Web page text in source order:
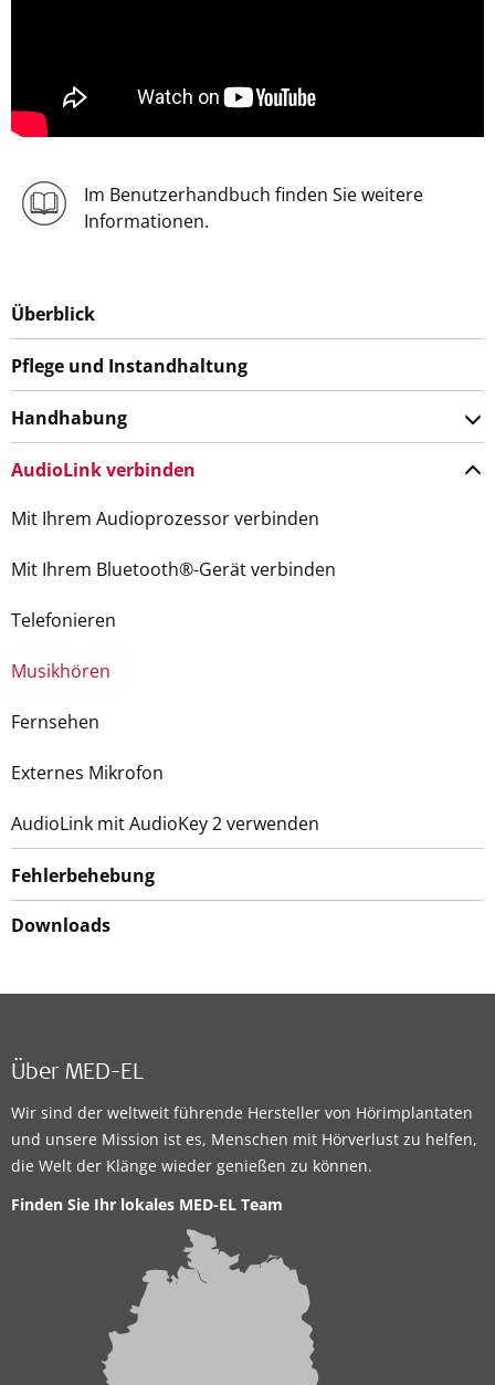
Im Benutzerhandbuch finden Sie weitere
Informationen.
Überblick
Pflege und Instandhaltung
Handhabung
AudioLink verbinden
Mit Ihrem Audioprozessor verbinden
Mit Ihrem Bluetooth®-Gerät verbinden
Telefonieren
Musikhören
Fernsehen
Externes Mikrofon
AudioLink mit AudioKey 2 verwenden
Fehlerbehebung
Downloads
Über MED-EL
Wir sind der weltweit führende Hersteller von Hörimplantaten
und unsere Mission ist es, Menschen mit Hörverlust zu helfen,
die Welt der Klänge wieder genießen zu können.
Finden Sie Ihr lokales MED-EL Team